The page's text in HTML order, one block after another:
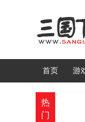
首页 游
热
门